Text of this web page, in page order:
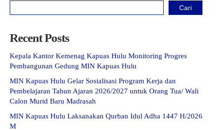
Cari
Recent Posts
Kepala Kantor Kemenag Kapuas Hulu Monitoring Progres
Pembangunan Gedung MIN Kapuas Hulu
MIN Kapuas Hulu Gelar Sosialisasi Program Kerja dan
Pembelajaran Tahun Ajaran 2026/2027 untuk Orang Tua/ Wali
Calon Murid Baru Madrasah
MIN Kapuas Hulu Laksanakan Qurban Idul Adha 1447 H/2026
M